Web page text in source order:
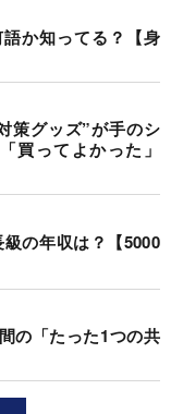
か知ってる？【身
策グッズ”が手のシ
買ってよかった」
の年収は？【5000
の「たった1つの共